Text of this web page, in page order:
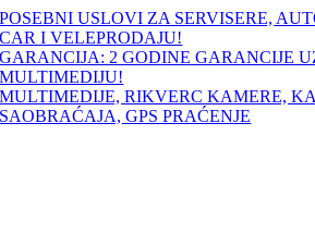
Skip
to
content
POSEBNI USLOVI ZA SERVISERE,
CAR I VELEPRODAJU!
GARANCIJA: 2 GODINE GARANCIJE
MULTIMEDIJU!
MULTIMEDIJE, RIKVERC KAMERE,
SAOBRAĆAJA, GPS PRAĆENJE